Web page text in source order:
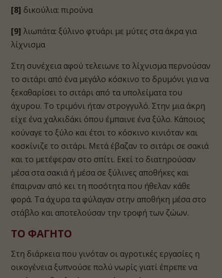
[8] δικούλια: πιρούνα
[9] λιωπάτα: ξύλινο φτυάρι με μύτες στα άκρα για
λίχνισμα
Στη συνέχεια αφού τελειωνε το λίχνισμα περνούσαν
το σιτάρι από ένα μεγάλο κόσκινο το δρυμόνι για να
ξεκαθαρίσει το σιτάρι από τα υπολείματα του
άχυρου. Το τριμόνι ήταν στρογγυλό. Στην μια άκρη
είχε ένα χαλκιδάκι όπου έμπαινε ένα ξύλο. Κάποιος
κούναγε το ξύλο και έτσι το κόσκινο κινιόταν και
κοσκίνιζε το σιτάρι. Μετά έβαζαν το σιτάρι σε σακιά
και το μετέφεραν στο σπίτι. Εκεί το διατηρούσαν
μέσα στα σακιά ή μέσα σε ξύλινες αποθήκες και
έπαιρναν από κει τη ποσότητα που ήθελαν κάθε
φορά. Τα άχυρα τα φύλαγαν στην αποθήκη μέσα στο
στάβλο και αποτελούσαν την τροφή των ζώων.
ΤΟ ΦΑΓΗΤΟ
Στη διάρκεια που γινόταν οι αγροτικές εργασίες η
οικογένεια ξυπνούσε πολύ νωρίς γιατί έπρεπε να